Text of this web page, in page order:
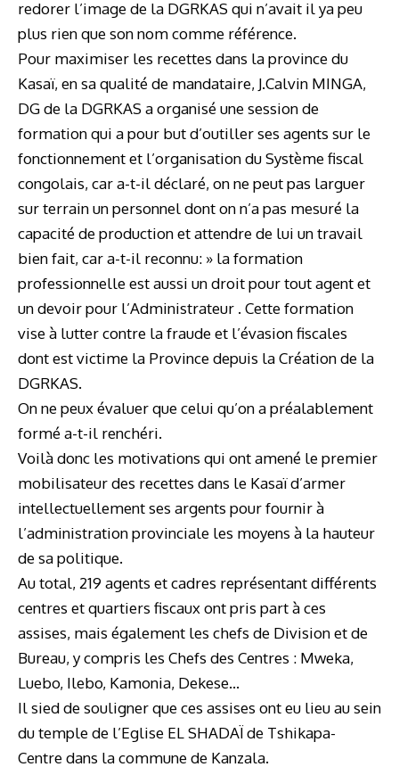
redorer l’image de la DGRKAS qui n’avait il ya peu
plus rien que son nom comme référence.
Pour maximiser les recettes dans la province du
Kasaï, en sa qualité de mandataire, J.Calvin MINGA,
DG de la DGRKAS a organisé une session de
formation qui a pour but d’outiller ses agents sur le
fonctionnement et l’organisation du Système fiscal
congolais, car a-t-il déclaré, on ne peut pas larguer
sur terrain un personnel dont on n’a pas mesuré la
capacité de production et attendre de lui un travail
bien fait, car a-t-il reconnu: » la formation
professionnelle est aussi un droit pour tout agent et
un devoir pour l’Administrateur . Cette formation
vise à lutter contre la fraude et l’évasion fiscales
dont est victime la Province depuis la Création de la
DGRKAS.
On ne peux évaluer que celui qu’on a préalablement
formé a-t-il renchéri.
Voilà donc les motivations qui ont amené le premier
mobilisateur des recettes dans le Kasaï d’armer
intellectuellement ses argents pour fournir à
l’administration provinciale les moyens à la hauteur
de sa politique.
Au total, 219 agents et cadres représentant différents
centres et quartiers fiscaux ont pris part à ces
assises, mais également les chefs de Division et de
Bureau, y compris les Chefs des Centres : Mweka,
Luebo, Ilebo, Kamonia, Dekese…
Il sied de souligner que ces assises ont eu lieu au sein
du temple de l’Eglise EL SHADAÏ de Tshikapa-
Centre dans la commune de Kanzala.